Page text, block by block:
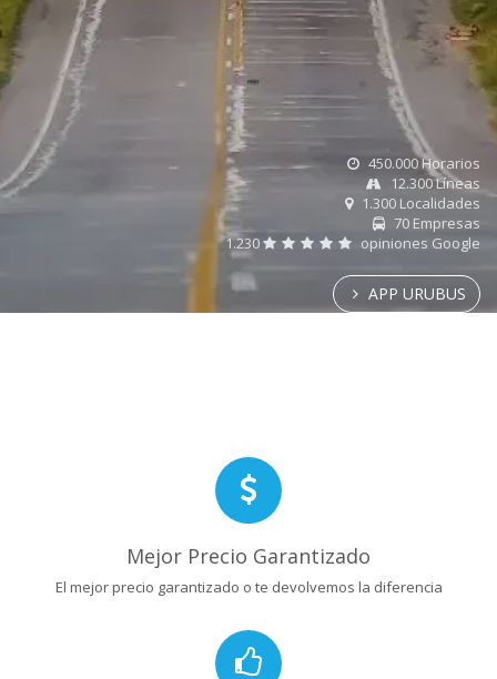
450.000 Horarios
12.300 Líneas
1.300 Localidades
70 Empresas
1.230
opiniones Google
APP URUBUS
Mejor Precio Garantizado
El mejor precio garantizado o te devolvemos la diferencia